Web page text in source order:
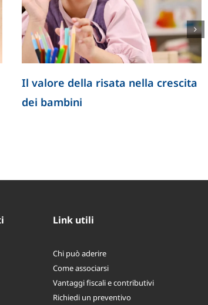
Il valore della risata nella crescita
dei bambini
Link utili
Chi può aderire
Come associarsi
Vantaggi fiscali e contributivi
Richiedi un preventivo